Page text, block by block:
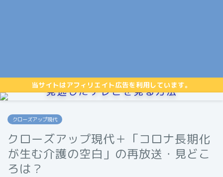
当サイトはアフィリエイト広告を利用しています。
見逃したテレビを見る方法
クローズアップ現代
クローズアップ現代＋「コロナ長期化
が生む介護の空白」の再放送・見どこ
ろは？